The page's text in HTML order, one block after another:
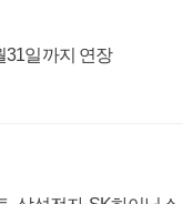
31일까지 연장